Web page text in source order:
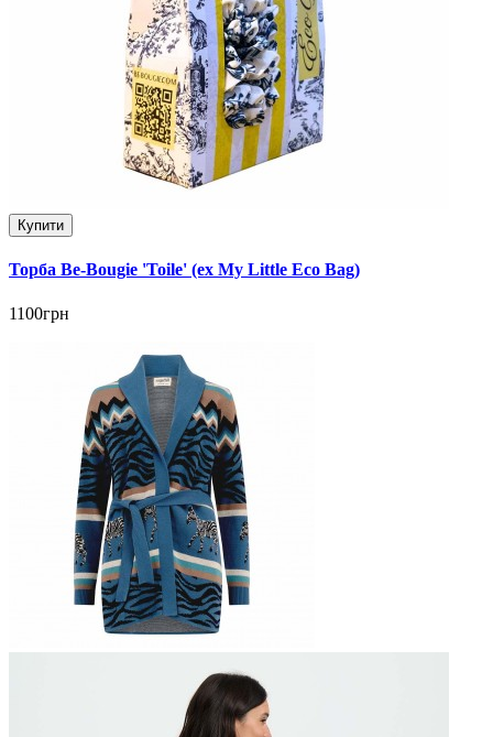
Купити
Торба Be-Bougie 'Toile' (ex My Little Eco Bag)
1100грн